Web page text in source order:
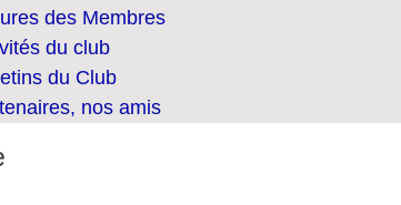
des Membres
du club
du Club
nos amis